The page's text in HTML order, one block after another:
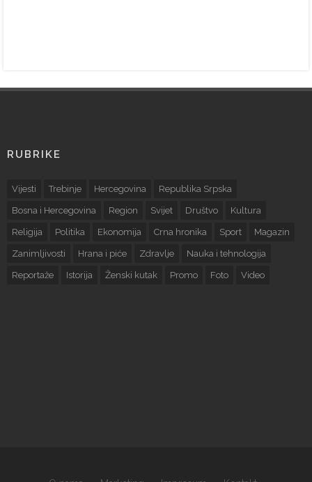
RUBRIKE
Vijesti Trebinje Hercegovina Republika Srpska
Bosna i Hercegovina Region Svijet Društvo Kultura
Religija Politika Ekonomija Crna hronika Sport Magazin
Zanimljivosti Hrana i piće Zdravlje Nauka i tehnologija
Reportaže Istorija Ženski kutak Promo Foto Video